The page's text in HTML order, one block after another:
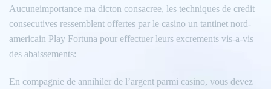
Aucuneimportance ma dicton consacree, les techniques de credit
consecutives ressemblent offertes par le casino un tantinet nord-
americain Play Fortuna pour effectuer leurs excrements vis-a-vis
des abaissements:
En compagnie de annihiler de l’argent parmi casino, vous devez